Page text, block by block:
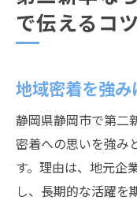
で伝えるコツ
地域密着を強
静岡県静岡市で第二
密着への思いを強み
す。理由は、地元企
し、長期的な活躍を